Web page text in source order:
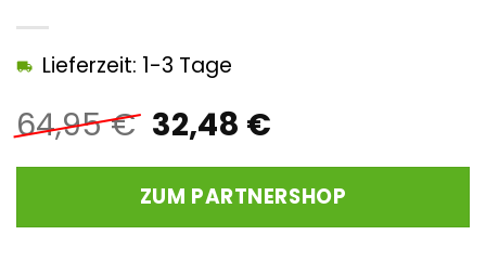
64,95€ Ursprünglicher
Preis
war:
64,95 €
32,48 €Aktueller
ist:
32,48 €.
Lieferzeit: 1-3 Tage
ZUM PARTNERSHOP